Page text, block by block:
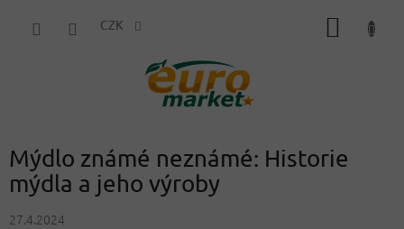
CZK
Mýdlo známé neznámé: Historie
mýdla a jeho výroby
27.4.2024